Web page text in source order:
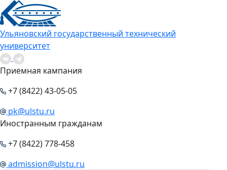
Ульяновский государственный технический
университет
Приемная кампания
+7 (8422) 43-05-05
pk@ulstu.ru
Иностранным гражданам
+7 (8422) 778-458
admission@ulstu.ru